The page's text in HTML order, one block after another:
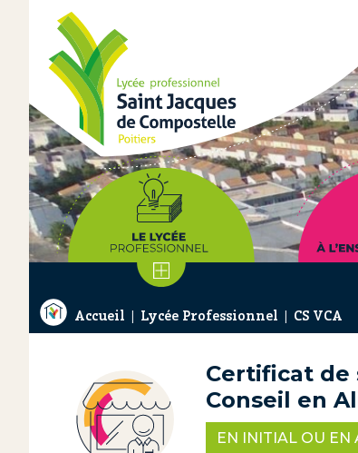
Accueil Lycée Professionnel CS VCA
Certificat de
Conseil en
EN INITIAL OU EN